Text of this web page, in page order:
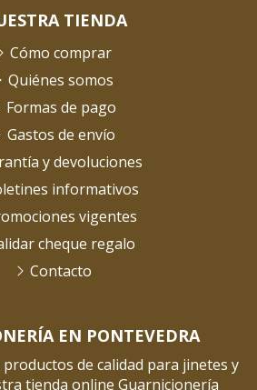
EN PONTEVEDRA
de calidad para jinetes y
tienda online Guarnicionería
TIENDA
Cómo comprar
Quiénes somos
Formas de pago
Gastos de envío
y devoluciones
informativos
vigentes
cheque regalo
Contacto